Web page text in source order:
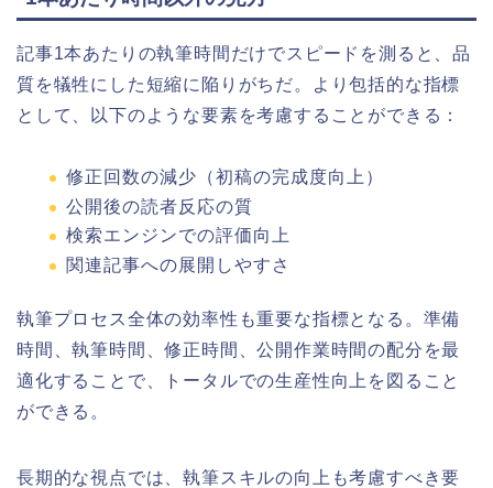
記事1本あたりの執筆時間だけでスピードを測ると、品
質を犠牲にした短縮に陥りがちだ。より包括的な指標
として、以下のような要素を考慮することができる：
修正回数の減少（初稿の完成度向上）
公開後の読者反応の質
検索エンジンでの評価向上
関連記事への展開しやすさ
執筆プロセス全体の効率性も重要な指標となる。準備
時間、執筆時間、修正時間、公開作業時間の配分を最
適化することで、トータルでの生産性向上を図ること
ができる。
長期的な視点では、執筆スキルの向上も考慮すべき要